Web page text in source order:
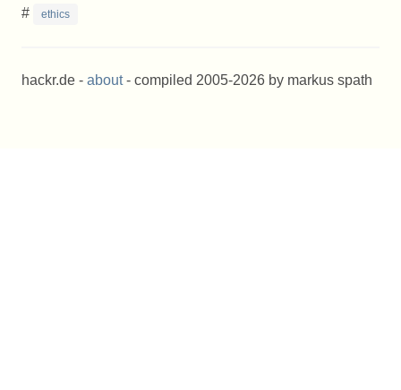
# ethics
hackr.de - about- compiled 2005-2026 by markus spath